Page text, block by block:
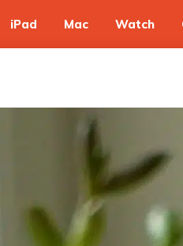
iPad Mac Watch